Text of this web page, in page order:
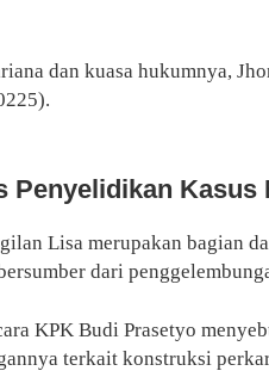
dan kuasa hukumnya,
Penyelidikan Kasus
Lisa merupakan bagian
dari
KPK Budi Prasetyo
terkait konstruksi